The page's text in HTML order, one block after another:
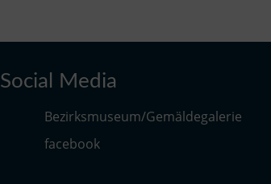
Social Media
Bezirksmuseum/Gemäldegalerie
facebook